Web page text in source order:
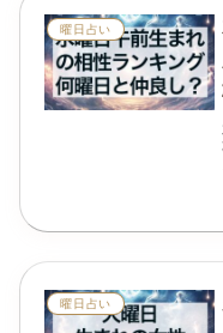
曜日占い
曜日占い